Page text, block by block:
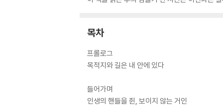
목차
프롤로그
목적지와 길은 내 안에 있다
들어가며
인생의 핸들을 쥔, 보이지 않는 거인